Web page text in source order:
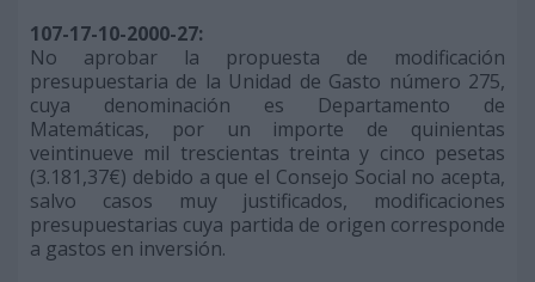
107-17-10-2000-27:
No aprobar la propuesta de modificación
presupuestaria de la Unidad de Gasto número 275,
cuya denominación es Departamento de
Matemáticas, por un importe de quinientas
veintinueve mil trescientas treinta y cinco pesetas
(3.181,37€) debido a que el Consejo Social no acepta,
salvo casos muy justificados, modificaciones
presupuestarias cuya partida de origen corresponde
a gastos en inversión.